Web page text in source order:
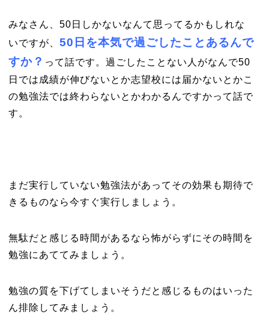
みなさん、50日しかないなんて思ってるかもしれな
いですが、 50日を本気で過ごしたことあるんで
すか？ って話です。過ごしたことない人がなんで50
日では成績が伸びないとか志望校には届かないとかこ
の勉強法では終わらないとかわかるんですかって話で
す。
まだ実行していない勉強法があってその効果も期待で
きるものなら今すぐ実行しましょう。
無駄だと感じる時間があるなら怖がらずにその時間を
勉強にあててみましょう。
勉強の質を下げてしまいそうだと感じるものはいった
ん排除してみましょう。